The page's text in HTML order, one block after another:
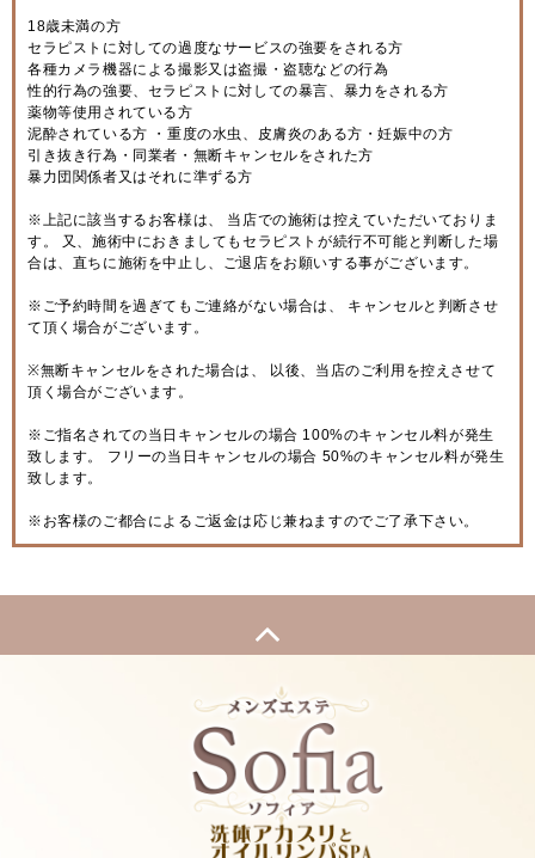
18歳未満の方
セラピストに対しての過度なサービスの強要をされる方
各種カメラ機器による撮影又は盗撮・盗聴などの行為
性的行為の強要、セラピストに対しての暴言、暴力をされる方
薬物等使用されている方
泥酔されている方 ・重度の水虫、皮膚炎のある方・妊娠中の方
引き抜き行為・同業者・無断キャンセルをされた方
暴力団関係者又はそれに準ずる方
※上記に該当するお客様は、 当店での施術は控えていただいておりま
す。 又、施術中におきましてもセラピストが続行不可能と判断した場
合は、直ちに施術を中止し、ご退店をお願いする事がございます。
※ご予約時間を過ぎてもご連絡がない場合は、 キャンセルと判断させ
て頂く場合がございます。
※無断キャンセルをされた場合は、 以後、当店のご利用を控えさせて
頂く場合がございます。
※ご指名されての当日キャンセルの場合 100%のキャンセル料が発生
致します。 フリーの当日キャンセルの場合 50%のキャンセル料が発生
致します。
※お客様のご都合によるご返金は応じ兼ねますのでご了承下さい。